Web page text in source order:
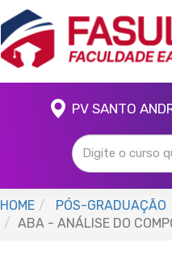
PV SANTO
HOME
PÓS-GRADUAÇÃO
ABA - ANÁLISE DO